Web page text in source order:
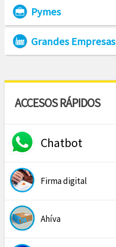
Pymes
Grandes Empresas
ACCESOS RÁPIDOS
Chatbot
Firma digital
Ahíva